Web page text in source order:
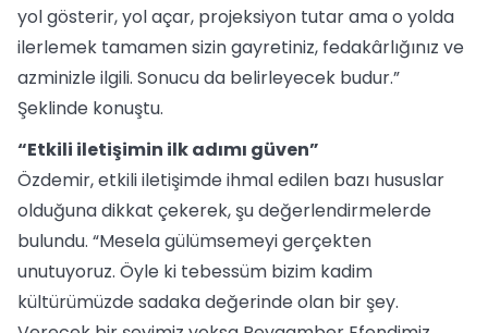
yol gösterir, yol açar, projeksiyon tutar ama o yolda
ilerlemek tamamen sizin gayretiniz, fedakârlığınız ve
azminizle ilgili. Sonucu da belirleyecek budur.”
Şeklinde konuştu.
“Etkili iletişimin ilk adımı güven”
Özdemir, etkili iletişimde ihmal edilen bazı hususlar
olduğuna dikkat çekerek, şu değerlendirmelerde
bulundu. “Mesela gülümsemeyi gerçekten
unutuyoruz. Öyle ki tebessüm bizim kadim
kültürümüzde sadaka değerinde olan bir şey.